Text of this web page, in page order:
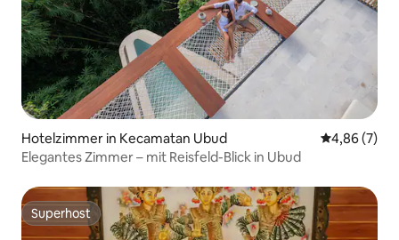
Hotelzimmer in Kecamatan Ubud
4,86 (7)
Elegantes Zimmer – mit Reisfeld-Blick in Ubud
Superhost
Superhost